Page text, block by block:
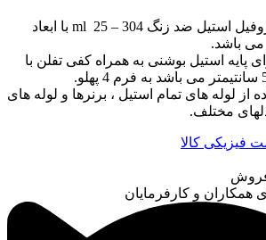
از جنس پروفیل استیل ضد زنگ 304 – ml 25 با ابعاد
پایه استیل بوشنی به همراه کفی تفلن با
از لوله های تمام استیل ، برنرها و لوله های
مختلف.
فیزیکی کالا
فروش
همکاران و کارفرمایان